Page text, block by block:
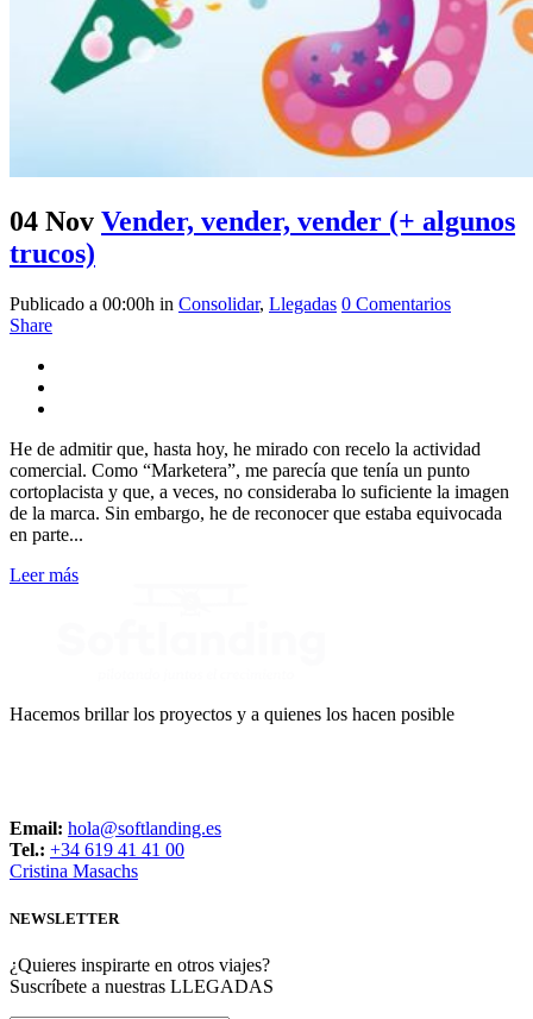
04 Nov Vender, vender, vender (+ algunos
trucos)
Publicado a 00:00h in Consolidar, Llegadas 0 Comentarios
Share
He de admitir que, hasta hoy, he mirado con recelo la actividad
comercial. Como “Marketera”, me parecía que tenía un punto
cortoplacista y que, a veces, no consideraba lo suficiente la imagen
de la marca. Sin embargo, he de reconocer que estaba equivocada
en parte...
Leer más
Hacemos brillar los proyectos y a quienes los hacen posible
Email: hola@softlanding.es
Tel.: +34 619 41 41 00
Cristina Masachs
NEWSLETTER
¿Quieres inspirarte en otros viajes?
Suscríbete a nuestras LLEGADAS